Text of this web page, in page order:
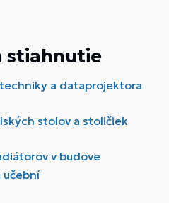
stiahnutie
techniky a dataprojektora
stolov a stoličiek
v budove
učební